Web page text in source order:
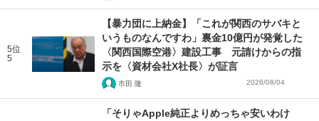
5位
5
【暴力団に上納金】「これが関西のサバキと
いうものなんですわ」裏金10億円が発覚した
〈関西国際空港〉建設工事 元請けからの指
示を〈資材会社X社長〉が証言
市田 隆 2026/08/04
「そりゃApple純正よりめっちゃ安いわけ